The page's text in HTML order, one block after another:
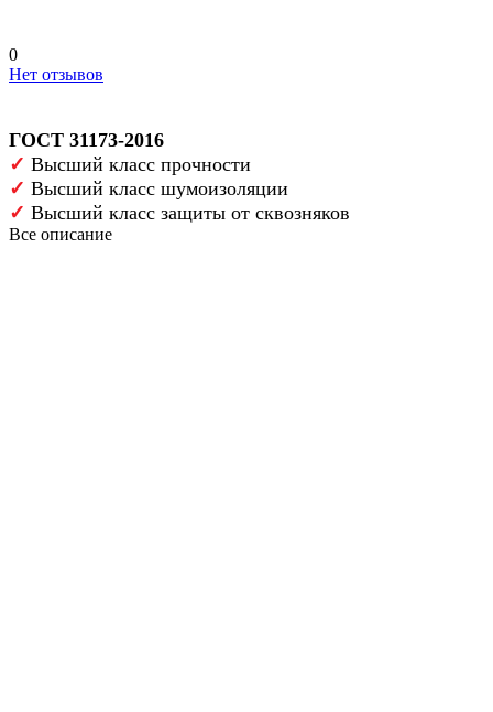
0
Нет отзывов
ГОСТ 31173-2016
✓ Высший класс прочности
✓ Высший класс шумоизоляции
✓ Высший класс защиты от сквозняков
Все описание